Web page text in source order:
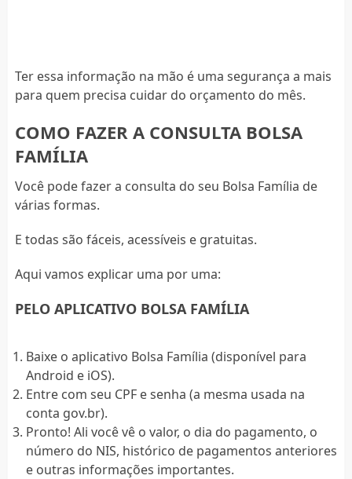
Ter essa informação na mão é uma segurança a mais
para quem precisa cuidar do orçamento do mês.
COMO FAZER A CONSULTA BOLSA
FAMÍLIA
Você pode fazer a consulta do seu Bolsa Família de
várias formas.
E todas são fáceis, acessíveis e gratuitas.
Aqui vamos explicar uma por uma:
PELO APLICATIVO BOLSA FAMÍLIA
Baixe o aplicativo Bolsa Família (disponível para
Android e iOS).
Entre com seu CPF e senha (a mesma usada na
conta gov.br).
Pronto! Ali você vê o valor, o dia do pagamento, o
número do NIS, histórico de pagamentos anteriores
e outras informações importantes.